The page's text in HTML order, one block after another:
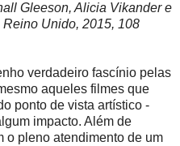
Gleeson, Alicia Vikander e
Unido, 2015, 108
verdadeiro fascínio pelas
aqueles filmes que
ponto de vista artístico -
impacto. Além de
o pleno atendimento de um